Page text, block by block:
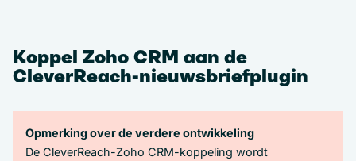
Koppel Zoho CRM aan de
CleverReach-nieuwsbriefplugin
Opmerking over de verdere ontwikkeling
De CleverReach-Zoho CRM-koppeling wordt